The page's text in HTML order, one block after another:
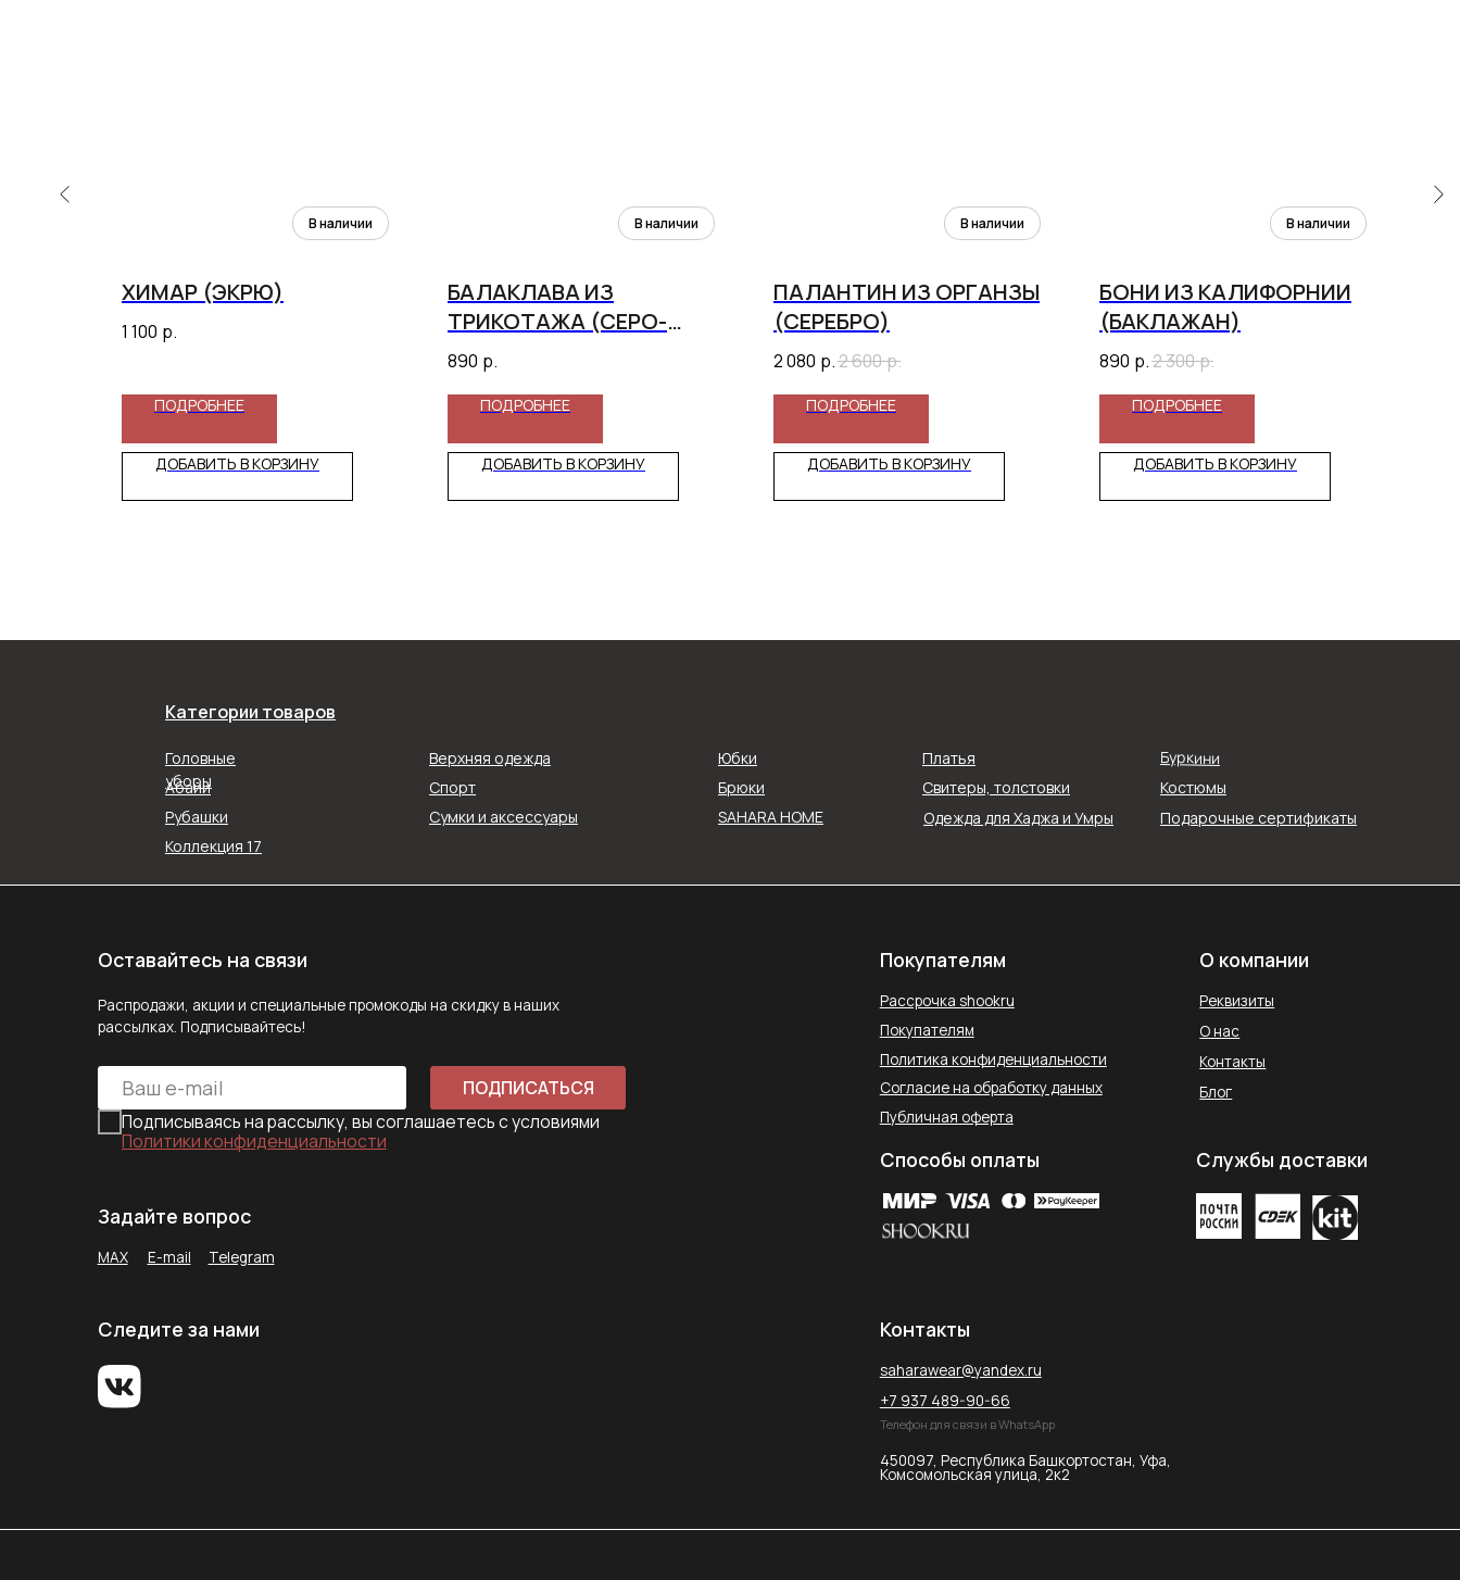
ХИМАР (ЭКРЮ)
1 100 р.
ПОДРОБНЕЕ
ДОБАВИТЬ В КОРЗИНУ
БАЛАКЛАВА ИЗ
ТРИКОТАЖА (СЕРО-
БЕЖЕВАЯ)
890 р.
ПОДРОБНЕЕ
ДОБАВИТЬ В КОРЗИНУ
ПАЛАНТИН ИЗ ОРГАНЗЫ
(СЕРЕБРО)
2 080 р.2 600р.
ПОДРОБНЕЕ
ДОБАВИТЬ В КОРЗИНУ
БОНИ ИЗ КАЛИФОРНИИ
(БАКЛАЖАН)
890 р.2 300р.
ПОДРОБНЕЕ
ДОБАВИТЬ В КОРЗИНУ
Категории товаров
Головные
уборы
Абайи
Рубашки
Коллекция 17
Спорт
Верхняя одежда
Сумки и аксессуары
Юбки
Брюки
SAHARA HOME
Платья
Свитеры, толстовки
Буркини
Костюмы
Подарочные сертификаты
Одежда для Хаджа и Умры
Оставайтесь на связи
Распродажи, акции и специальные промокоды на скидку в наших
рассылках. Подписывайтесь!
Подписываясь на рассылку, вы соглашаетесь с условиями
ПОДПИСАТЬСЯ
Политика конфиденциальности
Согласие на обработку данных
Блог
450097, Республика Башкортостан, Уфа,
Комсомольская улица, 2к2
Телефон для связи в WhatsApp
+7 937 489-90-66
saharawear@yandex.ru
Службы доставки
Способы оплаты
Следите за нами